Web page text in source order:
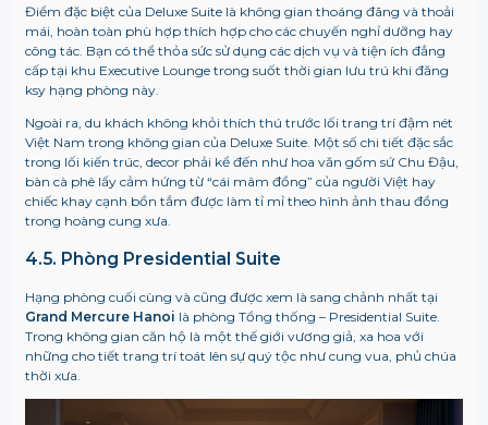
Điểm đặc biệt của Deluxe Suite là không gian thoáng đãng và thoải
mái, hoàn toàn phù hợp thích hợp cho các chuyến nghỉ dưỡng hay
công tác. Bạn có thể thỏa sức sử dụng các dịch vụ và tiện ích đẳng
cấp tại khu Executive Lounge trong suốt thời gian lưu trú khi đăng
ksy hạng phòng này.
Ngoài ra, du khách không khỏi thích thú trước lối trang trí đậm nét
Việt Nam trong không gian của Deluxe Suite. Một số chi tiết đặc sắc
trong lối kiến trúc, decor phải kể đến như hoa văn gốm sứ Chu Đậu,
bàn cà phê lấy cảm hứng từ “cái mâm đồng” của người Việt hay
chiếc khay cạnh bồn tắm được làm tỉ mỉ theo hình ảnh thau đồng
trong hoàng cung xưa.
4.5. Phòng Presidential Suite
Hạng phòng cuối cùng và cũng được xem là sang chảnh nhất tại
Grand Mercure Hanoi là phòng Tổng thống – Presidential Suite.
Trong không gian căn hộ là một thế giới vương giả, xa hoa với
những cho tiết trang trí toát lên sự quý tộc như cung vua, phủ chúa
thời xưa.